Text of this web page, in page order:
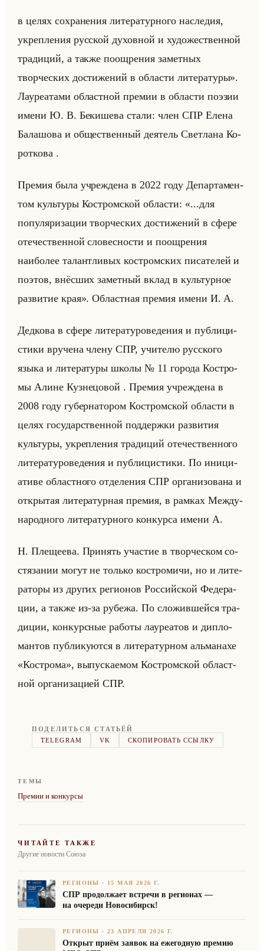
в целях сохранения литературного наследия,
укрепления русской духовной и художественной
традиций, а также поощрения заметных
творческих достижений в области литературы».
Ла­уре­ата­ми об­ласт­ной пре­мии в об­ла­сти по­эзии
имени Ю. В. Бе­ки­ше­ва стали: член СПР Елена
Ба­ла­шо­ва и об­ще­ствен­ный де­ятель Свет­ла­на Ко­
рот­ко­ва .
Пре­мия была учре­жде­на в 2022 году Де­пар­та­мен­
том культу­ры Ко­стром­ской об­ла­сти: «...для
популяризации творческих достижений в сфере
отечественной словесности и поощрения
наиболее талантливых костромских писателей и
поэтов, внёсших заметный вклад в культурное
развитие края». Об­ласт­ная пре­мия имени И. А.
Дед­ко­ва в сфере ли­те­ра­ту­ро­ве­де­ния и пуб­ли­ци­
сти­ки вру­че­на члену СПР, учи­те­лю рус­ско­го
языка и ли­те­ра­ту­ры школы № 11 го­ро­да Ко­стро­
мы Алине Куз­не­цо­вой . Пре­мия учре­жде­на в
2008 году гу­бер­на­то­ром Ко­стром­ской об­ла­сти в
целях го­су­дар­ствен­ной под­держ­ки раз­ви­тия
культу­ры, укреп­ле­ния тра­ди­ций оте­че­ствен­но­го
ли­те­ра­ту­ро­ве­де­ния и пуб­ли­ци­сти­ки. По ини­ци­
ати­ве об­ласт­но­го от­де­ле­ния СПР ор­га­ни­зо­ва­на и
от­кры­тая ли­те­ра­тур­ная пре­мия, в рам­ках Меж­ду­
на­род­но­го ли­те­ра­тур­но­го кон­кур­са имени А.
Н. Пле­ще­ева. При­нять уча­стие в твор­че­ском со­
стя­за­нии могут не только ко­стро­ми­чи, но и ли­те­
ра­то­ры из дру­гих ре­ги­онов Рос­сийской Фе­де­ра­
ции, а также из-за ру­бе­жа. По сло­жив­шейся тра­
ди­ции, кон­курс­ные ра­бо­ты ла­уре­атов и ди­пло­
ман­тов пуб­ли­ку­ют­ся в ли­те­ра­тур­ном альма­на­хе
«Кострома», вы­пус­ка­емом Ко­стром­ской об­ласт­
ной ор­га­ни­за­ци­ей СПР.
ПОДЕЛИТЬСЯ СТАТЬЁЙ
TELEGRAM
VK СКОПИРОВАТЬ ССЫЛКУ
ТЕМЫ
Премии и конкурсы
ЧИТАЙТЕ ТАКЖЕ
Другие новости Союза
РЕГИОНЫ · 15 МАЯ 2026 Г.
СПР продолжает встречи в регионах —
на очереди Новосибирск!
РЕГИОНЫ ·23 АПРЕЛЯ 2026 Г.
Открыт приём заявок на ежегодную премию